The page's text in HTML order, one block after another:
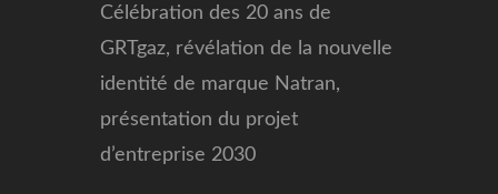
Célébration des 20 ans de
GRTgaz, révélation de la nouvelle
identité de marque Natran,
présentation du projet
d’entreprise 2030